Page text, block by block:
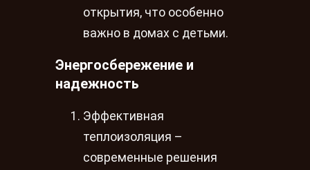
открытия, что особенно
важно в домах с детьми.
Энергосбережение и
надежность
Эффективная
теплоизоляция –
современные решения